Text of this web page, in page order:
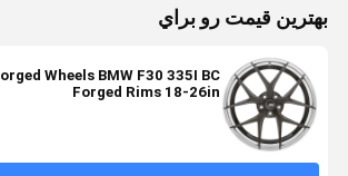
بهترين قيمت رو براي
Wheels BMW F30 335I BC
Forged Rims 18-26in